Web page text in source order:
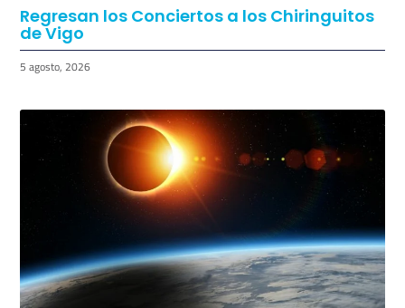
Regresan los Conciertos a los Chiringuitos
de Vigo
5 agosto, 2026